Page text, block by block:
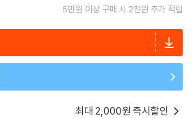
5만원 이상 구매 시 2천원 추가 적립
최대 2,000원 즉시할인